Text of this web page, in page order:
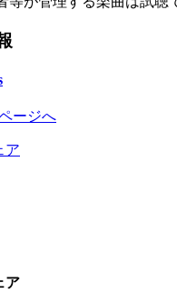
ージへ
ア
ア